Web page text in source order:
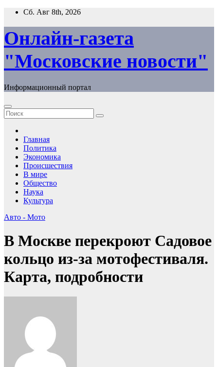
Перейти
содержимому
Сб. Авг 8th, 2026
Онлайн-газета
"Московские новости"
Информационный портал
Главная
Политика
Экономика
Происшествия
В мире
Общество
Наука
Культура
Авто - Мото
В Москве перекроют Садовое
кольцо из-за мотофестиваля.
Карта, подробности